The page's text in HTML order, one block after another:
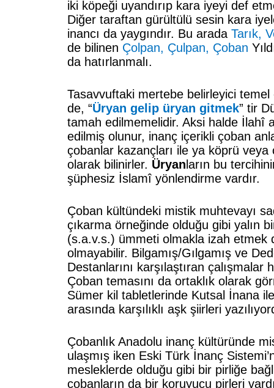
iki köpeği uyandırıp kara iyeyi def
Diğer taraftan gürültülü sesin kara
inancı da yaygındır. Bu arada Tarık,
de bilinen Çolpan, Çulpan, Çoban
da hatırlanmalı.
Tasavvuftaki mertebe belirleyici temel
de, “Üryan gelip üryan gitmek” tir
tamah edilmemelidir. Aksi halde İlahî
edilmiş olunur, inanç içerikli çoban
çobanlar kazançları ile ya köprü veya
olarak bilinirler. Üryan ların bu
şüphesiz İslamî yönlendirme vardır.
Çoban kültündeki mistik muhtevayı
çıkarma örneğinde olduğu gibi yalın
(s.a.v.s.) ümmeti olmakla izah etmek
olmayabilir. Bilgamış/Gılgamış ve
Destanlarını karşılaştıran çalışmalar
Çoban temasını da ortaklık olarak
Sümer kil tabletlerinde Kutsal İnana
arasında karşılıklı aşk şiirleri
Çobanlık Anadolu inanç kültüründe
ulaşmış iken Eski Türk İnanç
mesleklerde olduğu gibi bir pirliğe
çobanların da bir koruyucu pirleri